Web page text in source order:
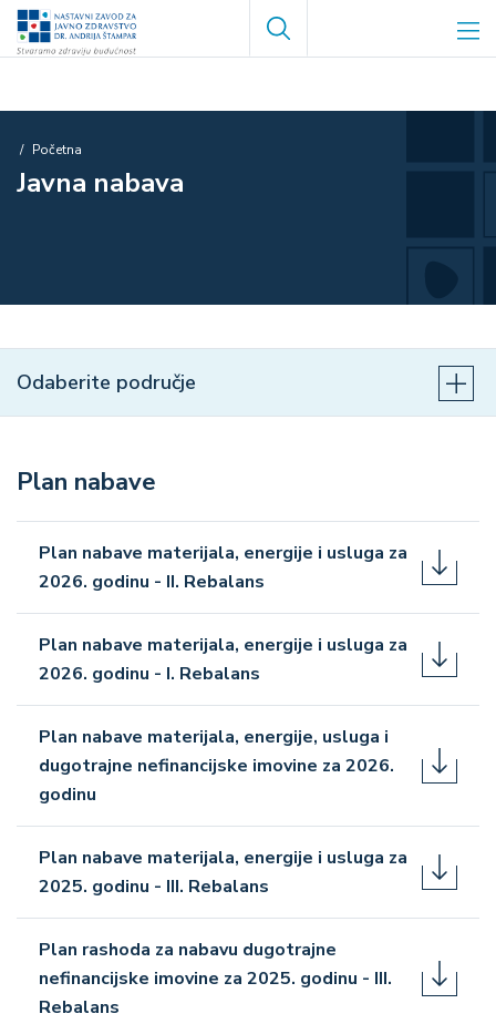
Skoči
Search
Breadcrumb
Početna
Javna nabava
Odaberite područje
Plan nabave
Plan nabave materijala, energije i usluga za
2026. godinu - II. Rebalans
Plan nabave materijala, energije i usluga za
2026. godinu - I. Rebalans
Plan nabave materijala, energije, usluga i
dugotrajne nefinancijske imovine za 2026.
godinu
Plan nabave materijala, energije i usluga za
2025. godinu - III. Rebalans
Plan rashoda za nabavu dugotrajne
nefinancijske imovine za 2025. godinu - III.
Rebalans